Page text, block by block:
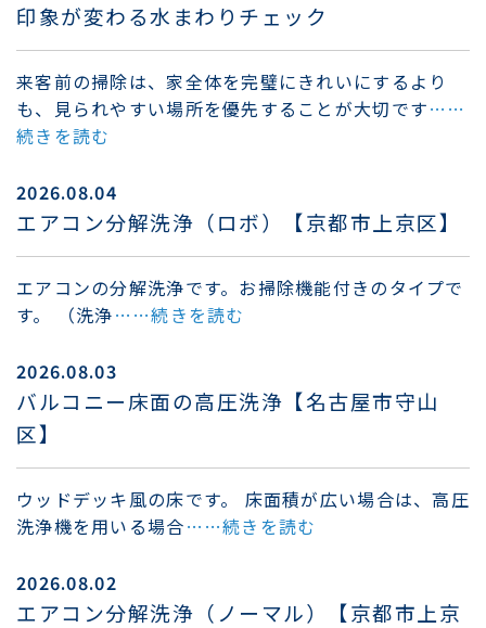
印象が変わる水まわりチェック
来客前の掃除は、家全体を完璧にきれいにするより
も、見られやすい場所を優先することが大切です……
続きを読む
2026.08.04
エアコン分解洗浄（ロボ）【京都市上京区】
エアコンの分解洗浄です。お掃除機能付きのタイプで
す。 （洗浄……続きを読む
2026.08.03
バルコニー床面の高圧洗浄【名古屋市守山
区】
ウッドデッキ風の床です。 床面積が広い場合は、高圧
洗浄機を用いる場合……続きを読む
2026.08.02
エアコン分解洗浄（ノーマル）【京都市上京